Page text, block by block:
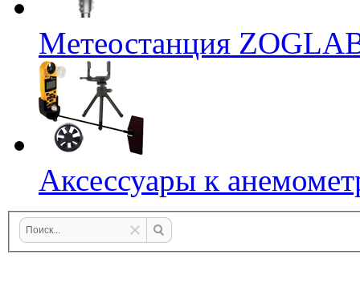
Mетеостанция
Аксессуары к